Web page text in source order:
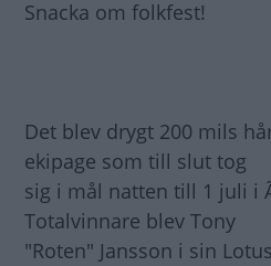
Snacka om folkfest!
Det blev drygt 200 mils
ekipage som till slut tog
sig i mål natten till 1 juli i
Totalvinnare blev Tony
"Roten" Jansson i sin